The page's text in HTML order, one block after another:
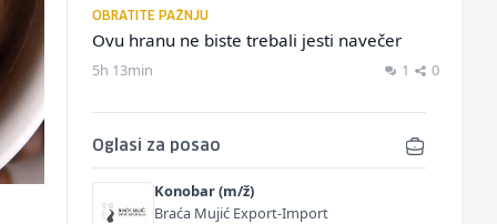
OBRATITE PAŽNJU
Ovu hranu ne biste trebali jesti navečer
5h 13min 1 0
Oglasi za posao
Konobar (m/ž)
Braća Mujić Export-Import